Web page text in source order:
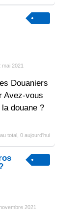
mai 2021
Douaniers
Avez-vous
douane ?
total, 0 aujourd'hui
2021